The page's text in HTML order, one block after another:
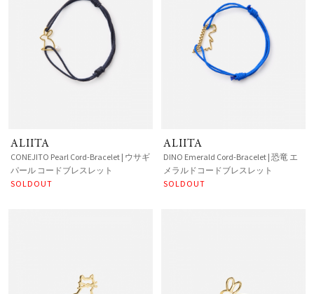
ALIITA
CONEJITO Pearl Cord-Bracelet | ウサギ
パール コードブレスレット
SOLDOUT
ALIITA
DINO Emerald Cord-Bracelet | 恐竜 エ
メラルドコードブレスレット
SOLDOUT